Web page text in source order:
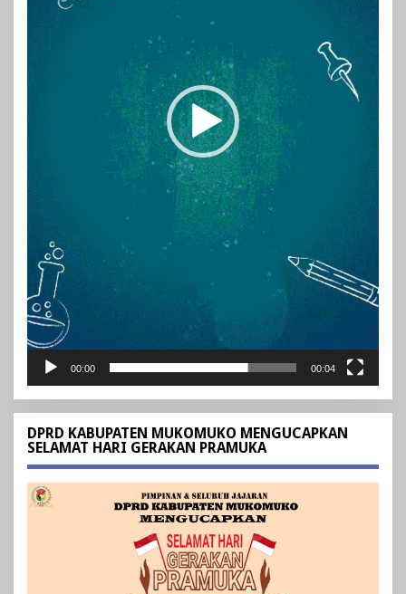
00:00 00:04
DPRD KABUPATEN MUKOMUKO MENGUCAPKAN
SELAMAT HARI GERAKAN PRAMUKA